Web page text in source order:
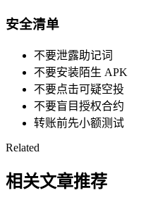
安全清单
不要泄露助记词
不要安装陌生 APK
不要点击可疑空投
不要盲目授权合约
转账前先小额测试
Related
相关文章推荐